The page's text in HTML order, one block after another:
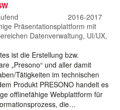
2016-2017
Präsentationsplattform mit
Datenverwaltung, UI/UX,
ist die Erstellung bzw.
„Presono“ und aller damit
Tätigkeiten im technischen
Produkt PRESONO handelt es
offlinefähige Webplattform für
die…